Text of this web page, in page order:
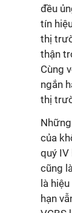
đều
tín
thị
thận
Cùng
ngắn
thị
của
quý IV
cũng
là
hạn